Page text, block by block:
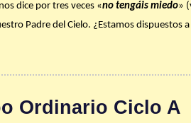
dice por tres veces «no tengáis miedo»
Padre del Cielo. ¿Estamos dispuestos
sacramento de la Confesión o
Ordinario Ciclo A